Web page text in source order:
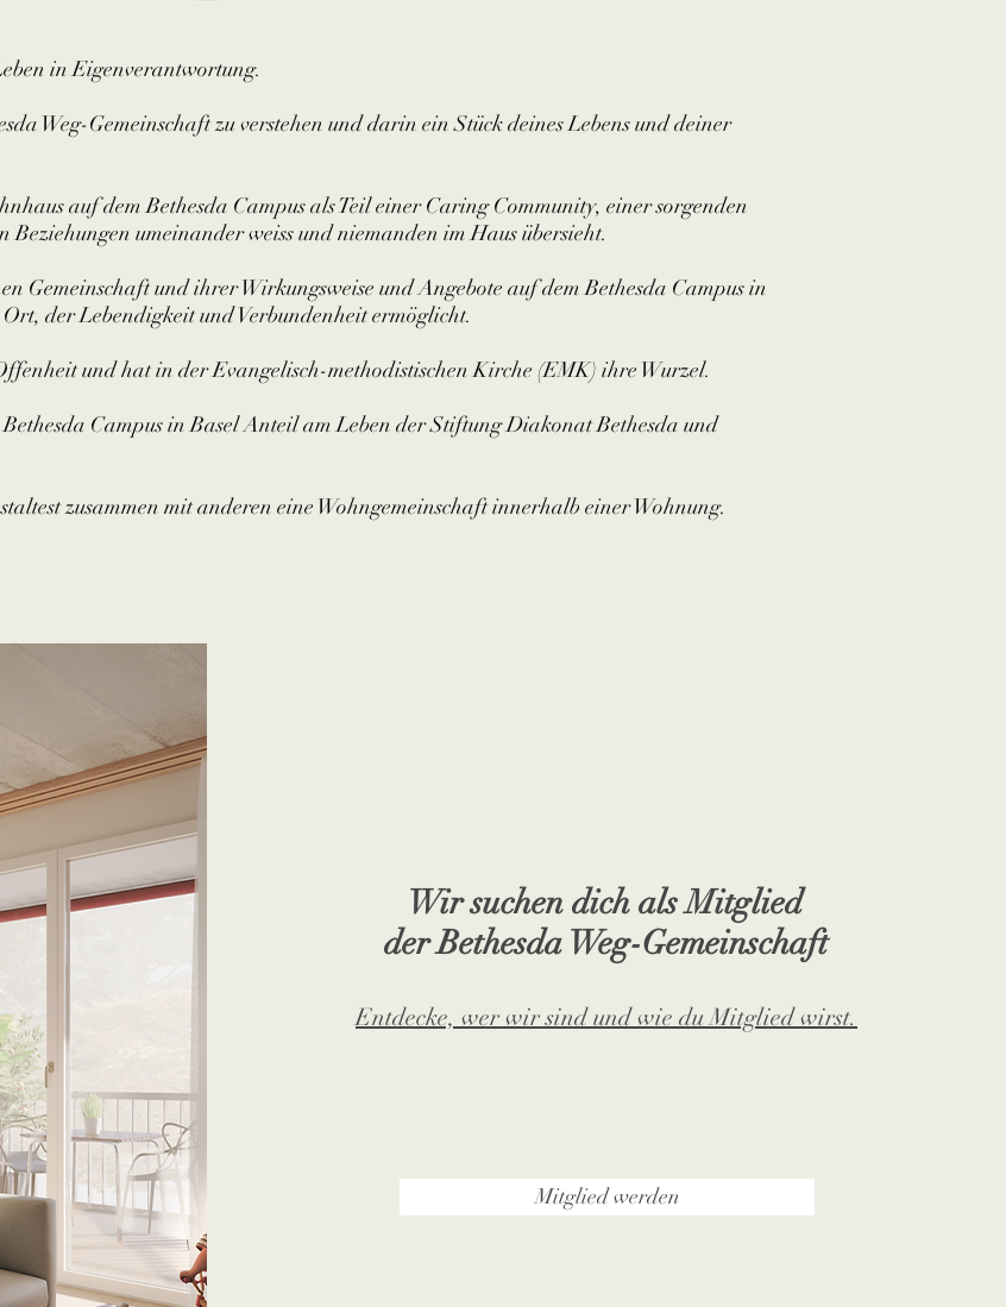
in Eigenverantwortung.
Weg-Gemeinschaft zu verstehen und darin ein Stück deines Lebens und deiner
auf dem Bethesda Campus als Teil einer Caring Community, einer sorgenden
umeinander weiss und niemanden im Haus übersieht.
Gemeinschaft und ihrer Wirkungsweise und Angebote auf dem Bethesda Campus in
der Lebendigkeit und Verbundenheit ermöglicht.
und hat in der Evangelisch-methodistischen Kirche (EMK) ihre Wurzel.
Campus in Basel Anteil am Leben der Stiftung Diakonat Bethesda und
zusammen mit anderen eine Wohngemeinschaft innerhalb einer Wohnung.
Wir suchen dich als Mitglied
der Bethesda Weg-Gemeinschaft
Entdecke, wer wir sind und wie du Mitglied wirst.
Mitglied werden